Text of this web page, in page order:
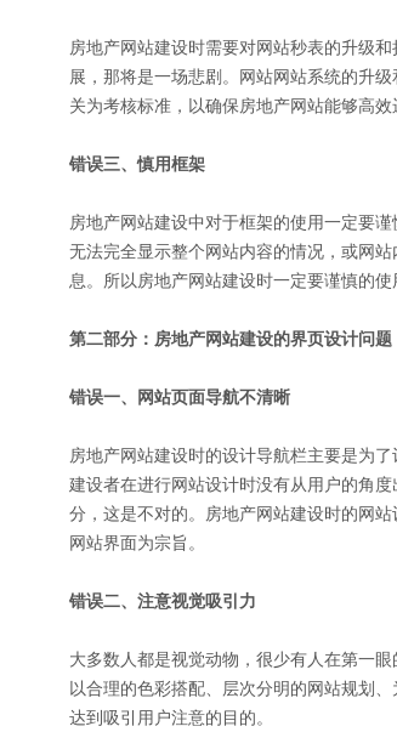
房地产网站建设时需要对网站秒表的升级
展，那将是一场悲剧。网站网站系统的升
关为考核标准，以确保房地产网站能够高效
错误三、慎用框架
房地产网站建设中对于框架的使用一定要
无法完全显示整个网站内容的情况，或网
息。所以房地产网站建设时一定要谨慎的
第二部分：房地产网站建设的界页设计问题
错误一、网站页面导航不清晰
房地产网站建设时的设计导航栏主要是为
建设者在进行网站设计时没有从用户的角
分，这是不对的。房地产网站建设时的网
网站界面为宗旨。
错误二、注意视觉吸引力
大多数人都是视觉动物，很少有人在第一
以合理的色彩搭配、层次分明的网站规划
达到吸引用户注意的目的。